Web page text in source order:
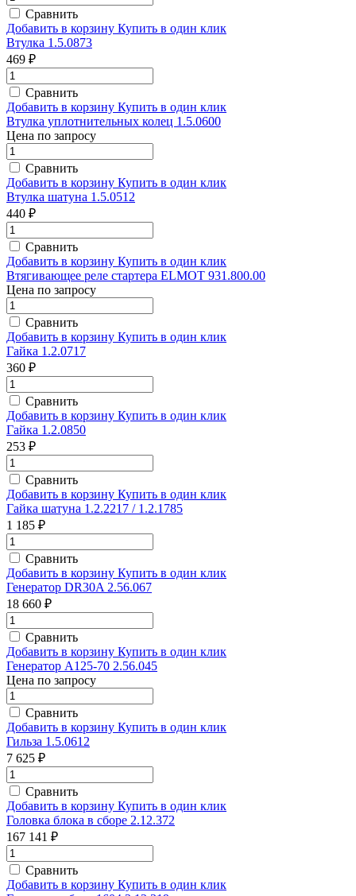
Сравнить
Добавить в корзину Купить в один клик
Втулка 1.5.0873
469 ₽
Сравнить
Добавить в корзину Купить в один клик
Втулка уплотнительных колец 1.5.0600
Цена по запросу
Сравнить
Добавить в корзину Купить в один клик
Втулка шатуна 1.5.0512
440 ₽
Сравнить
Добавить в корзину Купить в один клик
Втягивающее реле cтартера ELMOT 931.800.00
Цена по запросу
Сравнить
Добавить в корзину Купить в один клик
Гайка 1.2.0717
360 ₽
Сравнить
Добавить в корзину Купить в один клик
Гайка 1.2.0850
253 ₽
Сравнить
Добавить в корзину Купить в один клик
Гайка шатуна 1.2.2217 / 1.2.1785
1 185 ₽
Сравнить
Добавить в корзину Купить в один клик
Генератор DR30A 2.56.067
18 660 ₽
Сравнить
Добавить в корзину Купить в один клик
Генератор А125-70 2.56.045
Цена по запросу
Сравнить
Добавить в корзину Купить в один клик
Гильза 1.5.0612
7 625 ₽
Сравнить
Добавить в корзину Купить в один клик
Головка блока в сборе 2.12.372
167 141 ₽
Сравнить
Добавить в корзину Купить в один клик